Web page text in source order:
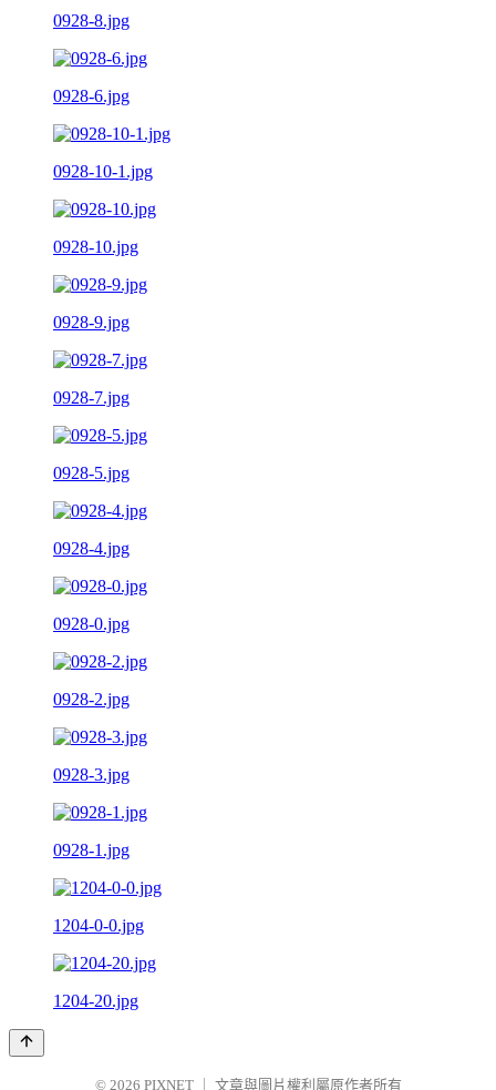
0928-8.jpg
0928-6.jpg
0928-10-1.jpg
0928-10.jpg
0928-9.jpg
0928-7.jpg
0928-5.jpg
0928-4.jpg
0928-0.jpg
0928-2.jpg
0928-3.jpg
0928-1.jpg
1204-0-0.jpg
1204-20.jpg
© 2026 PIXNET 文章與圖片權利屬原作者所有